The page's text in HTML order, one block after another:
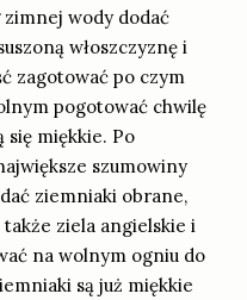
zimnej wody dodać
włoszczyznę i
zagotować po czym
pogotować chwilę
miękkie. Po
szumowiny
ziemniaki obrane,
ziela angielskie i
na wolnym ogniu do
są już miękkie